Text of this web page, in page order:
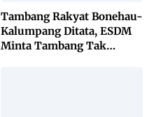
Tambang Rakyat Bonehau-
Kalumpang Ditata, ESDM
Minta Tambang Tak